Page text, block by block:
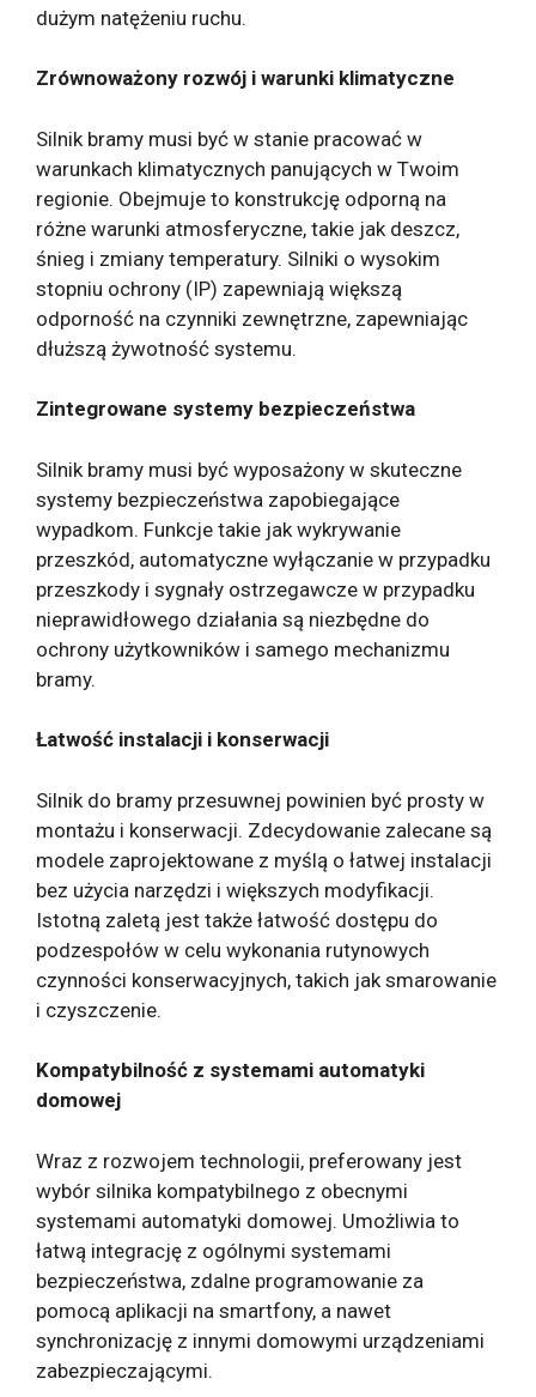
dużym natężeniu ruchu.
Zrównoważony rozwój i warunki klimatyczne
Silnik bramy musi być w stanie pracować w
warunkach klimatycznych panujących w Twoim
regionie. Obejmuje to konstrukcję odporną na
różne warunki atmosferyczne, takie jak deszcz,
śnieg i zmiany temperatury. Silniki o wysokim
stopniu ochrony (IP) zapewniają większą
odporność na czynniki zewnętrzne, zapewniając
dłuższą żywotność systemu.
Zintegrowane systemy bezpieczeństwa
Silnik bramy musi być wyposażony w skuteczne
systemy bezpieczeństwa zapobiegające
wypadkom. Funkcje takie jak wykrywanie
przeszkód, automatyczne wyłączanie w przypadku
przeszkody i sygnały ostrzegawcze w przypadku
nieprawidłowego działania są niezbędne do
ochrony użytkowników i samego mechanizmu
bramy.
Łatwość instalacji i konserwacji
Silnik do bramy przesuwnej powinien być prosty w
montażu i konserwacji. Zdecydowanie zalecane są
modele zaprojektowane z myślą o łatwej instalacji
bez użycia narzędzi i większych modyfikacji.
Istotną zaletą jest także łatwość dostępu do
podzespołów w celu wykonania rutynowych
czynności konserwacyjnych, takich jak smarowanie
i czyszczenie.
Kompatybilność z systemami automatyki
domowej
Wraz z rozwojem technologii, preferowany jest
wybór silnika kompatybilnego z obecnymi
systemami automatyki domowej. Umożliwia to
łatwą integrację z ogólnymi systemami
bezpieczeństwa, zdalne programowanie za
pomocą aplikacji na smartfony, a nawet
synchronizację z innymi domowymi urządzeniami
zabezpieczającymi.